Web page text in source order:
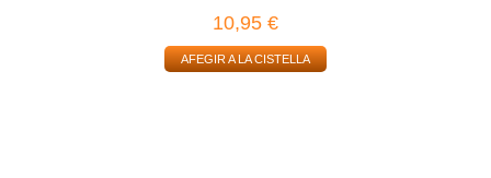
10,95 €
AFEGIR A LA CISTELLA